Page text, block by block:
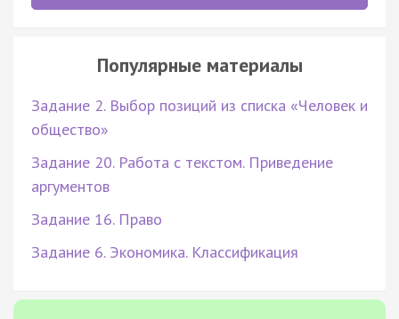
Популярные материалы
Задание 2. Выбор позиций из списка «Человек и
общество»
Задание 20. Работа с текстом. Приведение
аргументов
Задание 16. Право
Задание 6. Экономика. Классификация